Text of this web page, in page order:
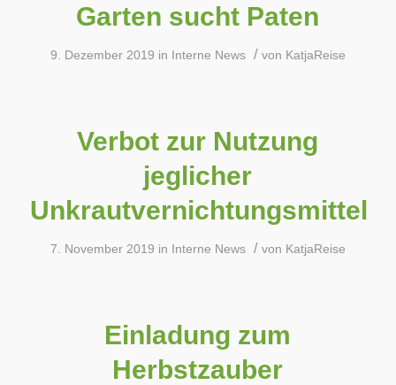
Garten sucht Paten
9. Dezember 2019 in Interne News / von KatjaReise
Verbot zur Nutzung
jeglicher
Unkrautvernichtungsmittel
7. November 2019 in Interne News / von KatjaReise
Einladung zum
Herbstzauber